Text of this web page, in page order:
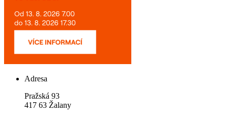
Adresa
Pražská 93
417 63 Žalany